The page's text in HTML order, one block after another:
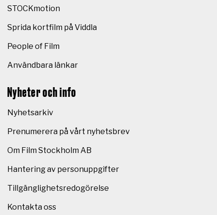
STOCKmotion
Sprida kortfilm på Viddla
People of Film
Användbara länkar
Nyheter och info
Nyhetsarkiv
Prenumerera på vårt nyhetsbrev
Om Film Stockholm AB
Hantering av personuppgifter
Tillgänglighetsredogörelse
Kontakta oss